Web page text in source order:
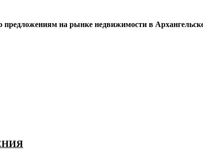
на рынке недвижимости в